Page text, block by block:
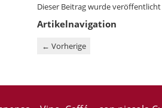
Dieser Beitrag wurde
Artikelnavigation
← Vorherige